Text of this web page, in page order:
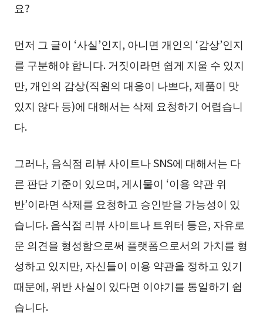
요?
먼저 그 글이 ‘사실’인지, 아니면 개인의 ‘감상’인지
를 구분해야 합니다. 거짓이라면 쉽게 지울 수 있지
만, 개인의 감상(직원의 대응이 나쁘다, 제품이 맛
있지 않다 등)에 대해서는 삭제 요청하기 어렵습니
다.
그러나, 음식점 리뷰 사이트나 SNS에 대해서는 다
른 판단 기준이 있으며, 게시물이 ‘이용 약관 위
반’이라면 삭제를 요청하고 승인받을 가능성이 있
습니다. 음식점 리뷰 사이트나 트위터 등은, 자유로
운 의견을 형성함으로써 플랫폼으로서의 가치를 형
성하고 있지만, 자신들이 이용 약관을 정하고 있기
때문에, 위반 사실이 있다면 이야기를 통일하기 쉽
습니다.